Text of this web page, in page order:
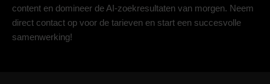
content en domineer de AI-zoekresultaten van morgen. Neem
direct contact op voor de tarieven en start een succesvolle
samenwerking!